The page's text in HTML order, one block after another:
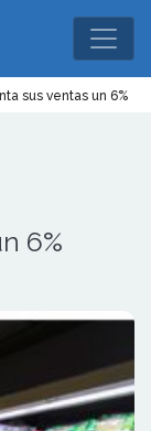
sus ventas un 6%
6%